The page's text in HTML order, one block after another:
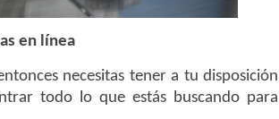
en línea
necesitas tener a tu disposición
todo lo que estás buscando para